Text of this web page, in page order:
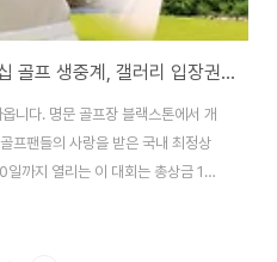
[KLPGA] KB금융 스타챔피언십 골프 생중계, 갤러리 입장권 예매,주차
니다. 명문 골프장 블랙스톤에서 개
프팬들의 사랑을 받은 국내 최정상
까지 열리는 이 대회는 총상금 12
래에 갤러리 입장권 예매부터 주차